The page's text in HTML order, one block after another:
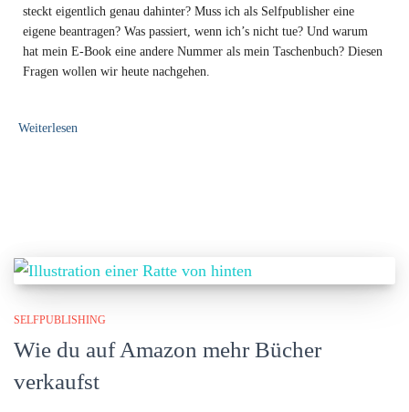
steckt eigentlich genau dahinter? Muss ich als Selfpublisher eine
eigene beantragen? Was passiert, wenn ich’s nicht tue? Und warum
hat mein E-Book eine andere Nummer als mein Taschenbuch? Diesen
Fragen wollen wir heute nachgehen.
Weiterlesen
SELFPUBLISHING
Wie du auf Amazon mehr Bücher
verkaufst